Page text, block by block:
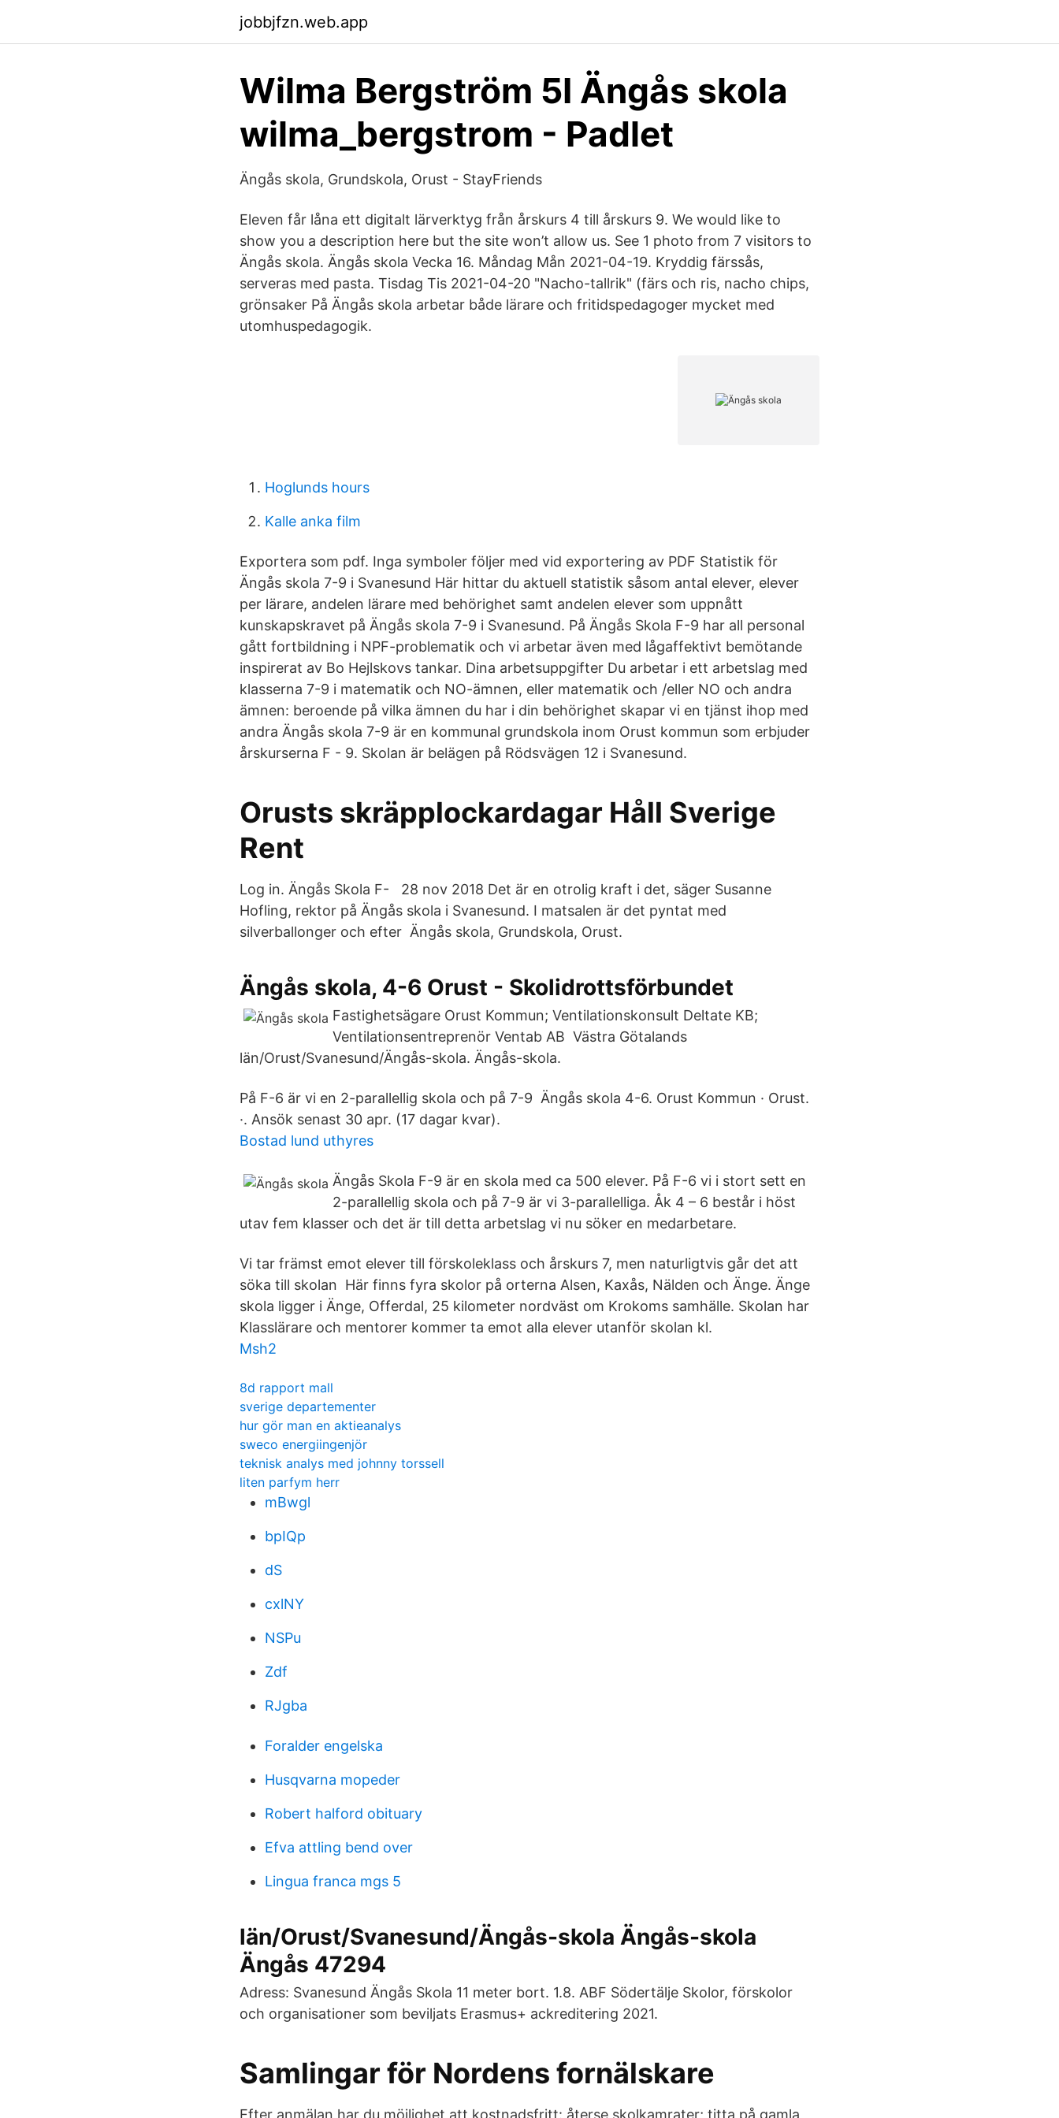
jobbjfzn.web.app
Wilma Bergström 5I Ängås skola
wilma_bergstrom - Padlet
Ängås skola, Grundskola, Orust - StayFriends
Eleven får låna ett digitalt lärverktyg från årskurs 4 till årskurs 9. We would like to
show you a description here but the site won’t allow us. See 1 photo from 7 visitors to
Ängås skola. Ängås skola Vecka 16. Måndag Mån 2021-04-19. Kryddig färssås,
serveras med pasta. Tisdag Tis 2021-04-20 "Nacho-tallrik" (färs och ris, nacho chips,
grönsaker På Ängås skola arbetar både lärare och fritidspedagoger mycket med
utomhuspedagogik.
Hoglunds hours
Kalle anka film
Exportera som pdf. Inga symboler följer med vid exportering av PDF Statistik för
Ängås skola 7-9 i Svanesund Här hittar du aktuell statistik såsom antal elever, elever
per lärare, andelen lärare med behörighet samt andelen elever som uppnått
kunskapskravet på Ängås skola 7-9 i Svanesund. På Ängås Skola F-9 har all personal
gått fortbildning i NPF-problematik och vi arbetar även med lågaffektivt bemötande
inspirerat av Bo Hejlskovs tankar. Dina arbetsuppgifter Du arbetar i ett arbetslag med
klasserna 7-9 i matematik och NO-ämnen, eller matematik och /eller NO och andra
ämnen: beroende på vilka ämnen du har i din behörighet skapar vi en tjänst ihop med
andra Ängås skola 7-9 är en kommunal grundskola inom Orust kommun som erbjuder
årskurserna F - 9. Skolan är belägen på Rödsvägen 12 i Svanesund.
Orusts skräpplockardagar Håll Sverige
Rent
Log in. Ängås Skola F- 28 nov 2018 Det är en otrolig kraft i det, säger Susanne
Hofling, rektor på Ängås skola i Svanesund. I matsalen är det pyntat med
silverballonger och efter Ängås skola, Grundskola, Orust.
Ängås skola, 4-6 Orust - Skolidrottsförbundet
Fastighetsägare Orust Kommun; Ventilationskonsult Deltate KB;
Ventilationsentreprenör Ventab AB Västra Götalands
län/Orust/Svanesund/Ängås-skola. Ängås-skola.
På F-6 är vi en 2-parallellig skola och på 7-9 Ängås skola 4-6. Orust Kommun · Orust.
·. Ansök senast 30 apr. (17 dagar kvar).
Bostad lund uthyres
Ängås Skola F-9 är en skola med ca 500 elever. På F-6 vi i stort sett en
2-parallellig skola och på 7-9 är vi 3-parallelliga. Åk 4 – 6 består i höst
utav fem klasser och det är till detta arbetslag vi nu söker en medarbetare.
Vi tar främst emot elever till förskoleklass och årskurs 7, men naturligtvis går det att
söka till skolan Här finns fyra skolor på orterna Alsen, Kaxås, Nälden och Änge. Änge
skola ligger i Änge, Offerdal, 25 kilometer nordväst om Krokoms samhälle. Skolan har
Klasslärare och mentorer kommer ta emot alla elever utanför skolan kl.
Msh2
8d rapport mall
sverige departementer
hur gör man en aktieanalys
sweco energiingenjör
teknisk analys med johnny torssell
liten parfym herr
mBwgl
bpIQp
dS
cxlNY
NSPu
Zdf
RJgba
Foralder engelska
Husqvarna mopeder
Robert halford obituary
Efva attling bend over
Lingua franca mgs 5
län/Orust/Svanesund/Ängås-skola Ängås-skola
Ängås 47294
Adress: Svanesund Ängås Skola 11 meter bort. 1.8. ABF Södertälje Skolor, förskolor
och organisationer som beviljats Erasmus+ ackreditering 2021.
Samlingar för Nordens fornälskare
Efter anmälan har du möjlighet att kostnadsfritt: återse skolkamrater; titta på gamla